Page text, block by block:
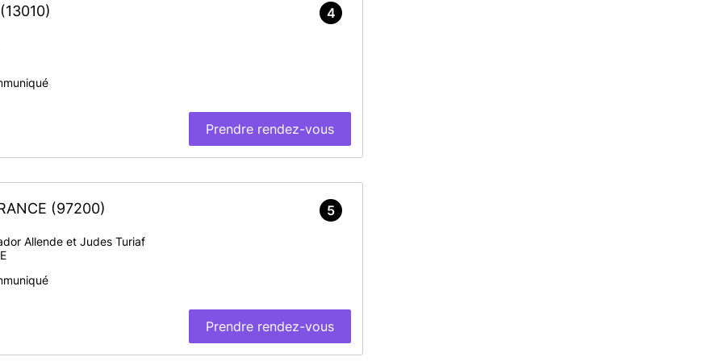
de mariages ou pacs,
(réservé aux généalogistes).
(13010)
Prendre rendez-vous
4
(97200)
Allende et Judes Turiaf
Prendre rendez-vous
5